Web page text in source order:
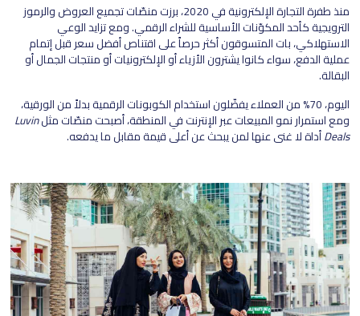
منذ طفرة التجارة الإلكترونية في 2020، برزت منصّات تجميع العروض والرموز
الترويجية كأحد المكوّنات الأساسية للشراء الرقمي. ومع تزايد الوعي
الاستهلاكي، بات المتسوقون أكثر حرصاً على اقتناص أفضل سعر قبل إتمام
عملية الدفع، سواء كانوا يشترون الأزياء أو الإلكترونيات أو منتجات الجمال أو
البقالة.
اليوم، 70% من العملاء يفضّلون استخدام الكوبونات الرقمية بدلاً من الورقية،
ومع استمرار نمو المبيعات عبر الإنترنت في المنطقة، أصبحت منصّات مثلLuvin
Dealsأداة لا غنى عنها لمن يبحث عن أعلى قيمة مقابل ما يدفعه.